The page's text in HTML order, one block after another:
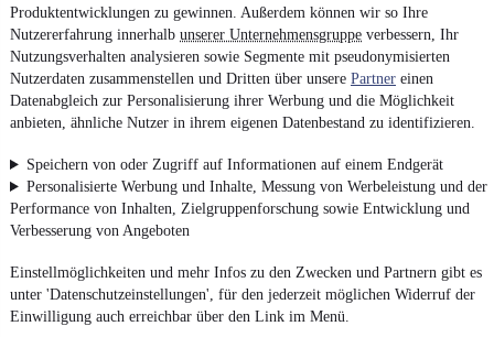
Produktentwicklungen zu gewinnen. Außerdem können wir so Ihre
Nutzererfahrung innerhalb unserer Unternehmensgruppe verbessern, Ihr
Nutzungsverhalten analysieren sowie Segmente mit pseudonymisierten
Nutzerdaten zusammenstellen und Dritten über unsere Partner einen
Datenabgleich zur Personalisierung ihrer Werbung und die Möglichkeit
anbieten, ähnliche Nutzer in ihrem eigenen Datenbestand zu identifizieren.
Speichern von oder Zugriff auf Informationen auf einem Endgerät
Personalisierte Werbung und Inhalte, Messung von Werbeleistung und der
Performance von Inhalten, Zielgruppenforschung sowie Entwicklung und
Verbesserung von Angeboten
Einstellmöglichkeiten und mehr Infos zu den Zwecken und Partnern gibt es
unter 'Datenschutzeinstellungen', für den jederzeit möglichen Widerruf der
Einwilligung auch erreichbar über den Link im Menü.